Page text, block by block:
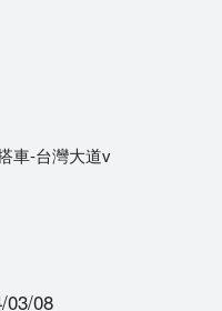
車-台灣大道v
03/08